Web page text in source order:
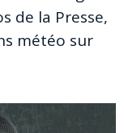
de la Presse,
météo sur